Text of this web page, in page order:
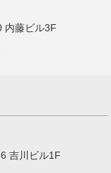
内藤ビル3F
吉川ビル1F